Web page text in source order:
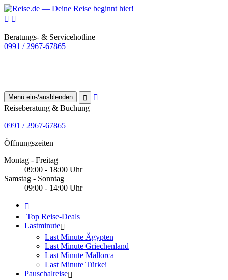
Beratungs- & Servicehotline
0991 / 2967-67865
Menü ein-/ausblenden
Reiseberatung & Buchung
0991 / 2967-67865
Öffnungszeiten
Montag - Freitag
09:00 - 18:00 Uhr
Samstag - Sonntag
09:00 - 14:00 Uhr
Top Reise-Deals
Lastminute
Last Minute Ägypten
Last Minute Griechenland
Last Minute Mallorca
Last Minute Türkei
Pauschalreise